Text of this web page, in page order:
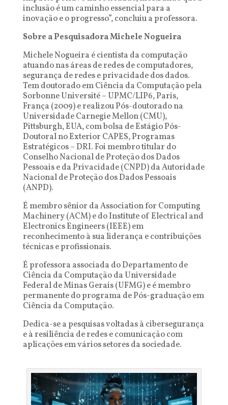
inclusão é um caminho essencial para a
inovação e o progresso”, concluiu a professora.
Sobre a Pesquisadora Michele Nogueira
Michele Nogueira é cientista da computação
atuando nas áreas de redes de computadores,
segurança de redes e privacidade dos dados.
Tem doutorado em Ciência da Computação pela
Sorbonne Université – UPMC/LIP6, Paris,
França (2009) e realizou Pós-doutorado na
Universidade Carnegie Mellon (CMU),
Pittsburgh, EUA, com bolsa de Estágio Pós-
Doutoral no Exterior CAPES, Programas
Estratégicos – DRI. Foi membro titular do
Conselho Nacional de Proteção dos Dados
Pessoais e da Privacidade (CNPD) da Autoridade
Nacional de Proteção dos Dados Pessoais
(ANPD).
É membro sênior da Association for Computing
Machinery (ACM) e do Institute of Electrical and
Electronics Engineers (IEEE) em
reconhecimento à sua liderança e contribuições
técnicas e profissionais.
É professora associada do Departamento de
Ciência da Computação da Universidade
Federal de Minas Gerais (UFMG) e é membro
permanente do programa de Pós-graduação em
Ciência da Computação.
Dedica-se a pesquisas voltadas à cibersegurança
e à resiliência de redes e comunicação com
aplicações em vários setores da sociedade.